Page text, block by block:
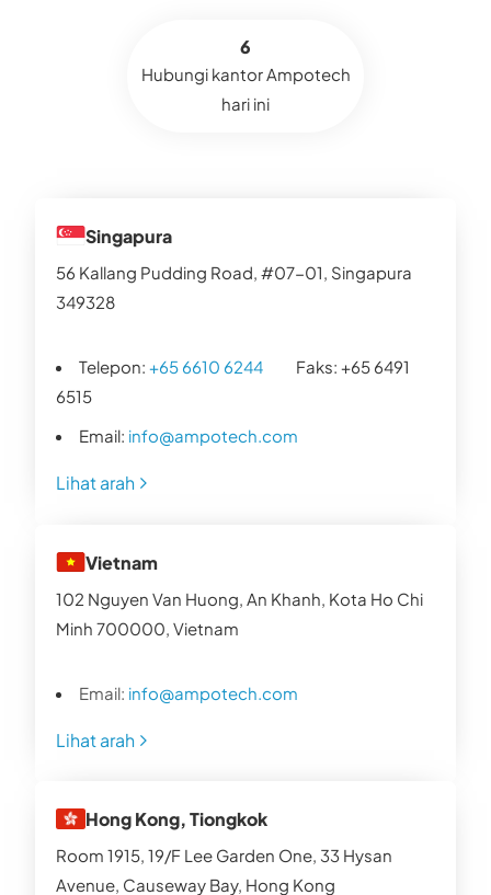
6
Hubungi kantor Ampotech
hari ini
Singapura
56 Kallang Pudding Road, #07-01, Singapura
349328
Telepon:+65 6610 6244 Faks: +65 6491
6515
Email: info@ampotech.com
Lihat arah
Vietnam
102 Nguyen Van Huong, An Khanh, Kota Ho Chi
Minh 700000, Vietnam
Email: info@ampotech.com
Lihat arah
Hong Kong, Tiongkok
Room 1915, 19/F Lee Garden One, 33 Hysan
Avenue, Causeway Bay, Hong Kong